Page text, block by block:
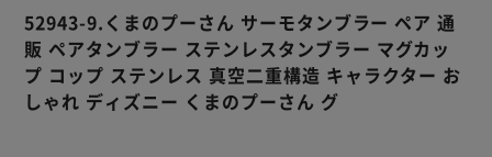
52943-9.くまのプーさん サーモタンブラー ペア 通
販 ペアタンブラー ステンレスタンブラー マグカッ
プ コップ ステンレス 真空二重構造 キャラクター お
しゃれ ディズニー くまのプーさん グ
カートに入れる 購入手続きへ